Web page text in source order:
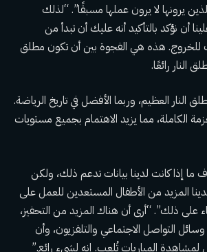
يرونها لا يرون عملها مسبقًا”. “لذلك
أن نؤكد بالتأكيد أنه عليك أن تبدأ من
للخروج. هذه هي الفجوة بين أن تكون مطلق
النار رائعًا.
النار العظيم، وربما الأفضل في تاريخ الرياضة.
الكاملة، مما يزيد الاهتمام بجميع مستويات
ما إذا كانت لدينا بيانات تدعم ذلك، ولكن
المزيد من الأطفال المستعدين للعمل على
على ذلك”. “أرى أن هناك المزيد من التحفيز،
التواصل الاجتماعي والتلفزيون، وأن
المباريات تُلعب. إنه لشيء رائع.”